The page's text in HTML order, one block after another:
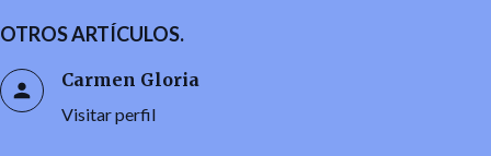
OTROS ARTÍCULOS.
Carmen Gloria
Visitar perfil